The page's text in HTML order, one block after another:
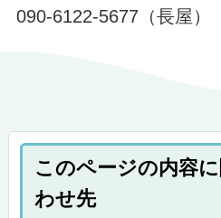
090-6122-5677（長屋）
このページの内容
わせ先